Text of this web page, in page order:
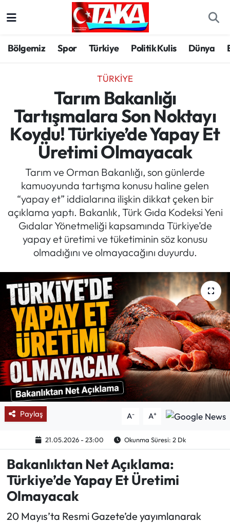
Bölgemiz Spor Türkiye Politik Kulis Dünya
TÜRKIYE
Tarım Bakanlığı
Tartışmalara Son Noktayı
Koydu! Türkiye’de Yapay Et
Üretimi Olmayacak
Tarım ve Orman Bakanlığı, son günlerde
kamuoyunda tartışma konusu haline gelen
“yapay et” iddialarına ilişkin dikkat çeken bir
açıklama yaptı. Bakanlık, Türk Gıda Kodeksi Yeni
Gıdalar Yönetmeliği kapsamında Türkiye’de
yapay et üretimi ve tüketiminin söz konusu
olmadığını ve olmayacağını duyurdu.
Paylaş A- A+
21.05.2026 - 23:00 Okunma Süresi: 2 Dk
Bakanlıktan Net Açıklama:
Türkiye’de Yapay Et Üretimi
Olmayacak
20 Mayıs’ta Resmi Gazete’de yayımlanarak
Spor
Türkiye
Kültür/Sanat
Politika
Politik Kulis
Dünya
Magazin
Mektup Galeri
Röportaj
Manşet
Köşe Yazıları
Karikatür Galeri
BIK
ASTROLOJİ
Mektup Galeri
Ekonomi
Sağlık
Trabzon Hava Durumu
Trabzon Trafik Yoğunluk Haritası
Süper Lig Puan Durumu ve Fikstür
Tüm Manşetler
Son Dakika Haberleri
Haber Arşivi